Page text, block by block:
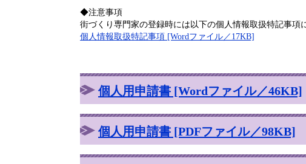
◆注意事項
街づくり専門家の登録時には以下の個人情報取扱特記事項
個人情報取扱特記事項 [Wordファイル／17KB]
個人用申請書 [Wordファイル／46KB]
個人用申請書 [PDFファイル／98KB]